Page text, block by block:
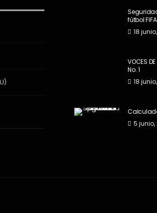
fútbol FIFA
18
VOCES
No. 1
18
5 junio,